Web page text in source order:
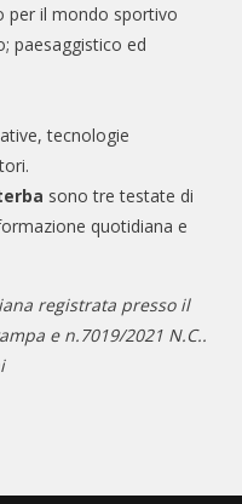
per il mondo sportivo
paesaggistico ed
tecnologie
sono tre testate di
quotidiana e
registrata presso il
e n.7019/2021 N.C..